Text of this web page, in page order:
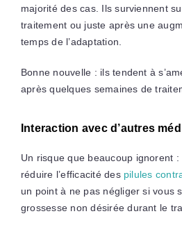
majorité des cas. Ils surviennent
traitement ou juste après une
temps de l’adaptation.
Bonne nouvelle : ils tendent à
après quelques semaines de
Interaction avec d’autres
Un risque que beaucoup ignorent
réduire l’efficacité des pilules
un point à ne pas négliger si vous
grossesse non désirée durant le